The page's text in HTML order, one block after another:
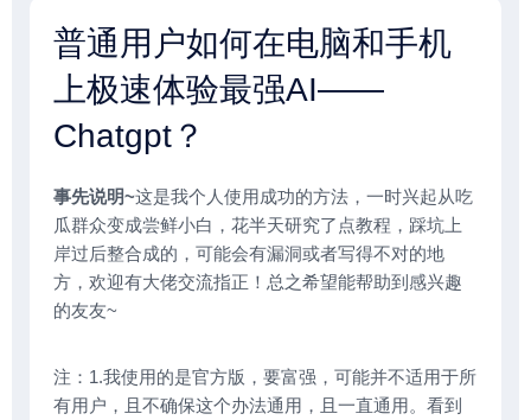
普通用户如何在电脑和手机
上极速体验最强AI——
Chatgpt？
事先说明~这是我个人使用成功的方法，一时兴起从吃
瓜群众变成尝鲜小白，花半天研究了点教程，踩坑上
岸过后整合成的，可能会有漏洞或者写得不对的地
方，欢迎有大佬交流指正！总之希望能帮助到感兴趣
的友友~
注：1.我使用的是官方版，要富强，可能并不适用于所
有用户，且不确保这个办法通用，且一直通用。看到